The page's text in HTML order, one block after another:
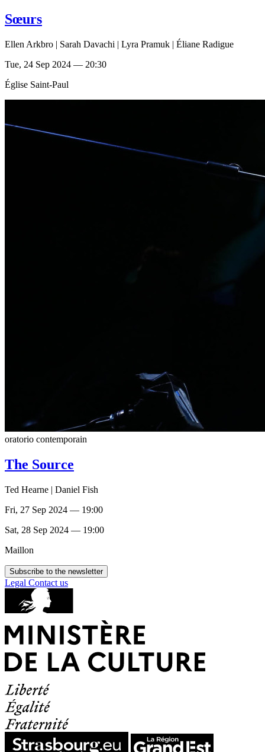
Sœurs
Ellen Arkbro | Sarah Davachi | Lyra Pramuk | Éliane Radigue
Tue, 24 Sep 2024 — 20:30
Église Saint-Paul
oratorio contemporain
The Source
Ted Hearne | Daniel Fish
Fri, 27 Sep 2024 — 19:00
Sat, 28 Sep 2024 — 19:00
Maillon
Subscribe to the newsletter
Legal Contact us